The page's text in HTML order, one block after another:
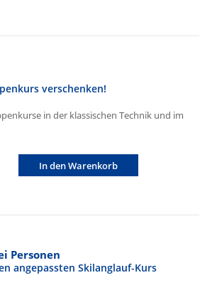
verschenken!
in der klassischen Technik und im
In den Warenkorb
Personen
angepassten Skilanglauf-Kurs